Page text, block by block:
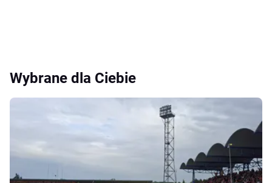
Wybrane dla Ciebie